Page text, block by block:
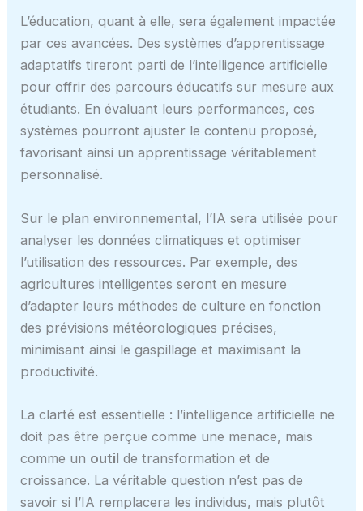
L’éducation, quant à elle, sera également impactée
par ces avancées. Des systèmes d’apprentissage
adaptatifs tireront parti de l’intelligence artificielle
pour offrir des parcours éducatifs sur mesure aux
étudiants. En évaluant leurs performances, ces
systèmes pourront ajuster le contenu proposé,
favorisant ainsi un apprentissage véritablement
personnalisé.
Sur le plan environnemental, l’IA sera utilisée pour
analyser les données climatiques et optimiser
l’utilisation des ressources. Par exemple, des
agricultures intelligentes seront en mesure
d’adapter leurs méthodes de culture en fonction
des prévisions météorologiques précises,
minimisant ainsi le gaspillage et maximisant la
productivité.
La clarté est essentielle : l’intelligence artificielle ne
doit pas être perçue comme une menace, mais
comme un outil de transformation et de
croissance. La véritable question n’est pas de
savoir si l’IA remplacera les individus, mais plutôt